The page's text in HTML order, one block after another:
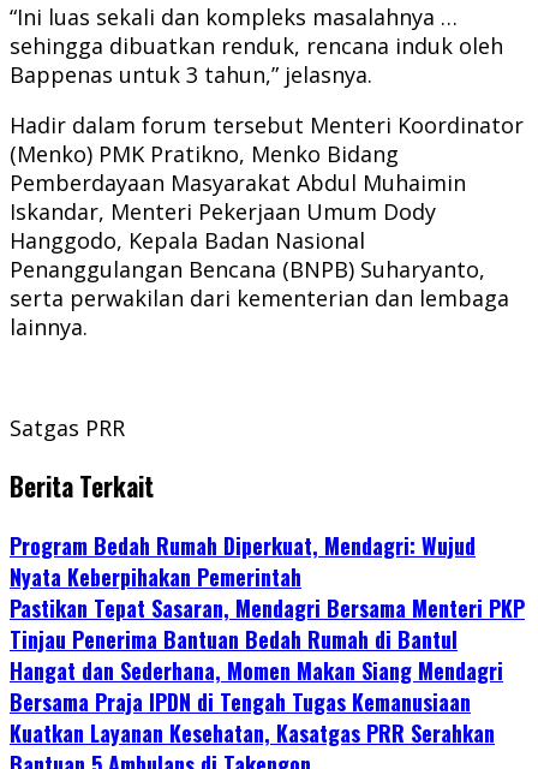
“Ini luas sekali dan kompleks masalahnya …
sehingga dibuatkan renduk, rencana induk oleh
Bappenas untuk 3 tahun,” jelasnya.
Hadir dalam forum tersebut Menteri Koordinator
(Menko) PMK Pratikno, Menko Bidang
Pemberdayaan Masyarakat Abdul Muhaimin
Iskandar, Menteri Pekerjaan Umum Dody
Hanggodo, Kepala Badan Nasional
Penanggulangan Bencana (BNPB) Suharyanto,
serta perwakilan dari kementerian dan lembaga
lainnya.
Satgas PRR
Berita Terkait
Program Bedah Rumah Diperkuat, Mendagri: Wujud
Nyata Keberpihakan Pemerintah
Pastikan Tepat Sasaran, Mendagri Bersama Menteri PKP
Tinjau Penerima Bantuan Bedah Rumah di Bantul
Hangat dan Sederhana, Momen Makan Siang Mendagri
Bersama Praja IPDN di Tengah Tugas Kemanusiaan
Kuatkan Layanan Kesehatan, Kasatgas PRR Serahkan